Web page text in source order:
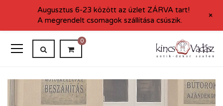
0
Augusztus 6-23 között az üzlet ZÁRVA tart!
A megrendelt csomagok szállítása csúszik.
+